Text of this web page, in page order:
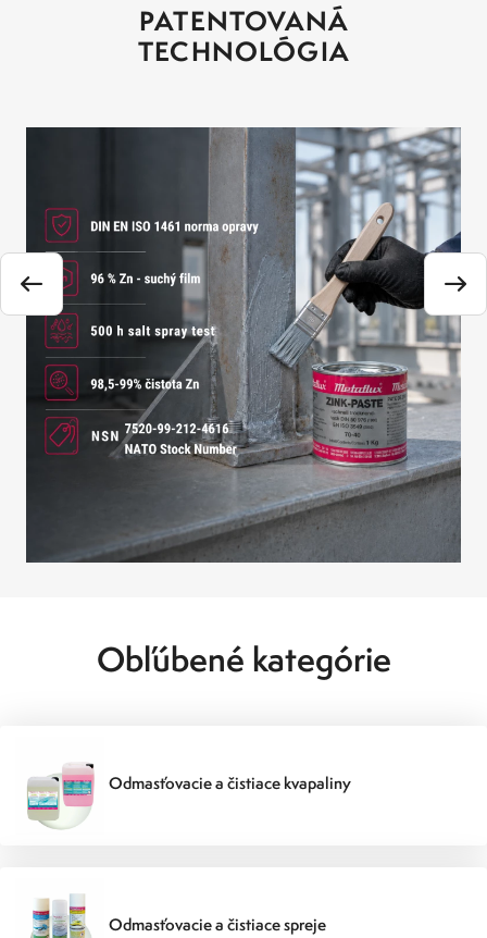
PATENTOVANÁ
TECHNOLÓGIA
Obľúbené kategórie
Odmasťovacie a čistiace kvapaliny
Odmasťovacie a čistiace spreje